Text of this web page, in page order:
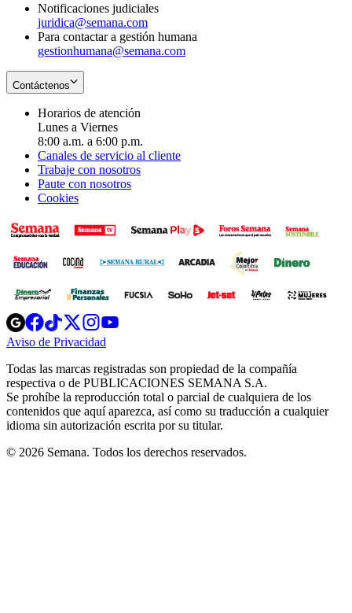
Notificaciones judiciales
juridica@semana.com
Para contactar a gestión humana
gestionhumana@semana.com
Contáctenos
Horarios de atención
Lunes a Viernes
8:00 a.m. a 6:00 p.m.
Canales de servicio al cliente
Trabaje con nosotros
Paute con nosotros
Cookies
Opens
in
new
Opens
in
new
Opens
in
new
window
Opens
new
windowwindow
Aviso de Privacidad
new
window
Todas las marcas registradas son propiedad de la compañía
respectiva o de PUBLICACIONES SEMANA S.A.
Se prohíbe la reproducción total o parcial de cualquiera de los
contenidos que aquí aparezca, así como su traducción a cualquier
idioma sin autorización escrita por su titular.
© 2026 Semana. Todos los derechos reservados.